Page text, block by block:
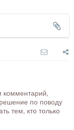
комментарий,
по поводу
тем, кто только